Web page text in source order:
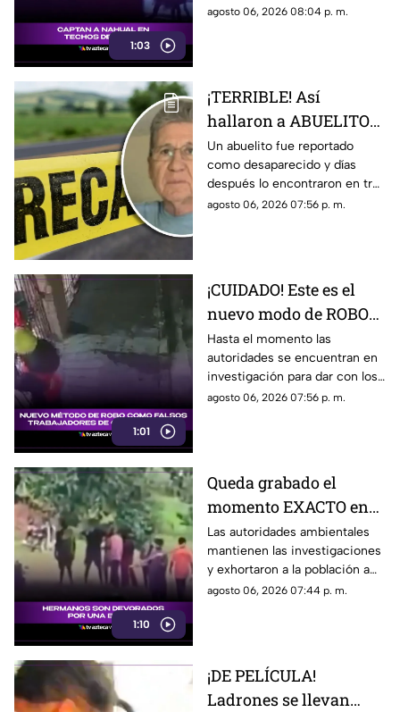
1:03
captado.
agosto 06, 2026 08:04 p. m.
¡TERRIBLE! Así
hallaron a ABUELITO
en 3 MALETAS, tras ser
reportado como
DESAPARECIDO
Un abuelito fue reportado
como desaparecido y días
después lo encontraron en tres
maletas. Aquí te compartimos
agosto 06, 2026 07:56 p. m.
1:01
¡CUIDADO! Este es el
nuevo modo de ROBO
que utilizan falsos
trabajadores de
construcción [VIDEO]
Hasta el momento las
autoridades se encuentran en
investigación para dar con los
hombres que traen este nuevo
agosto 06, 2026 07:56 p. m.
1:10
Queda grabado el
momento EXACTO en
que dos hermanos
mueren por ATAQUE de
un OSO [VIDEO]
Las autoridades ambientales
mantienen las investigaciones
y exhortaron a la población a
evitar ingresar a zonas
agosto 06, 2026 07:44 p. m.
¡DE PELÍCULA!
Ladrones se llevan